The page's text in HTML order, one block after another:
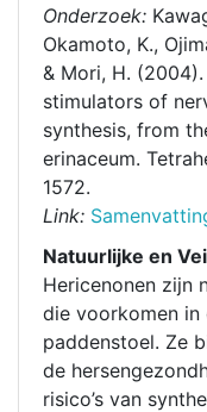
Onderzoek:
Okamoto, K.,
& Mori, H.
stimulators of
synthesis, from
erinaceum.
1572.
Link:
Natuurlijke en
Hericenonen zijn
die voorkomen in
paddenstoel. Ze
de
risico’s van